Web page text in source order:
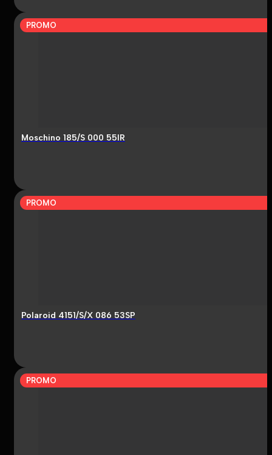
PROMO
Moschino 185/S 000 55IR
PROMO
Polaroid 4151/S/X 086 53SP
PROMO